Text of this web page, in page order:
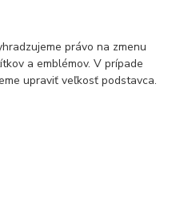
právo na zmenu
a emblémov. V prípade
upraviť veľkosť podstavca.